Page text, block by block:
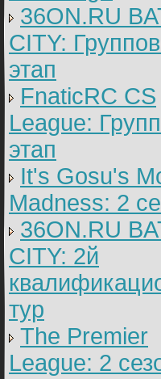
36ON.RU
CITY:
этап
FnaticRC CS
League:
этап
It's Gosu's
Madness: 2
36ON.RU
CITY: 2й
тур
The Premier
League: 2